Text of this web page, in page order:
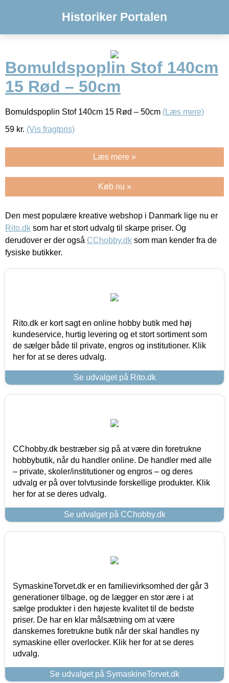
Historiker Portalen
Bomuldspoplin Stof 140cm
15 Rød – 50cm
Bomuldspoplin Stof 140cm 15 Rød – 50cm (Læs mere)
59 kr. (Vis fragtpris)
Læs mere »
Køb nu »
Den mest populære kreative webshop i Danmark lige nu er
Rito.dk som har et stort udvalg til skarpe priser. Og
derudover er der også CChobby.dk som man kender fra de
fysiske butikker.
Rito.dk er kort sagt en online hobby butik med høj
kundeservice, hurtig levering og et stort sortiment som
de sælger både til private, engros og institutioner. Klik
her for at se deres udvalg.
Se udvalget på Rito.dk
CChobby.dk bestræber sig på at være din foretrukne
hobbybutik, når du handler online. De handler med alle
– private, skoler/institutioner og engros – og deres
udvalg er på over tolvtusinde forskellige produkter. Klik
her for at se deres udvalg.
Se udvalget på CChobby.dk
SymaskineTorvet.dk er en familievirksomhed der går 3
generationer tilbage, og de lægger en stor ære i at
sælge produkter i den højeste kvalitet til de bedste
priser. De har en klar målsætning om at være
danskernes foretrukne butik når der skal handles ny
symaskine eller overlocker. Klik her for at se deres
udvalg.
Se udvalget på SymaskineTorvet.dk